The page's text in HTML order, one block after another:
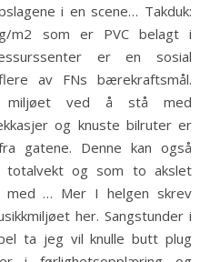
i en scene… Takduk:
m2 som er PVC belagt i
er en sosial
av FNs bærekraftsmål.
miljøet ved å stå med
og knuste bilruter er
gatene. Denne kan også
og som to akslet
med … Mer I helgen skrev
her. Sangstunder i
ta jeg vil knulle butt plug